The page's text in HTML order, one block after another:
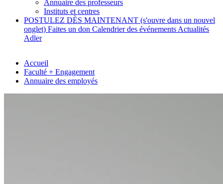
Annuaire des professeurs
Instituts et centres
POSTULEZ DÈS MAINTENANT (s'ouvre dans un nouvel
onglet) Faites un don Calendrier des événements Actualités
Adler
Accueil
Faculté + Engagement
Annuaire des employés